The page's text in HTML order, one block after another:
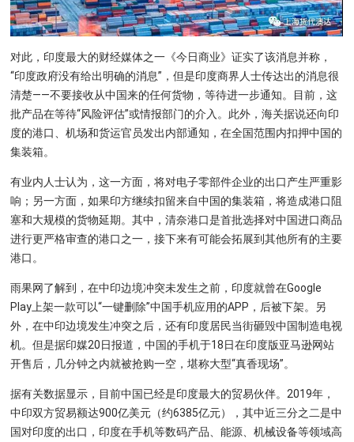
对此，印度最大的财经媒体之一《今日商业》证实了该消息并称，
“印度政府没有给出明确的消息”，但是印度商界人士传达出的消息很
清楚——不要接收从中国来的任何货物，等待进一步通知。目前，这
批产品在等待“风险评估”或情报部门的介入。此外，海关据说还向印
度的港口、机场和货运官员发出内部通知，在全国范围内扣押中国的
集装箱。
有业内人士认为，这一方面，将对电子零部件企业的出口产生严重影
响；另一方面，如果印方继续扣留来自中国的集装箱，将造成港口阻
塞和大规模的货物延期。其中，清奈港口是首批选择对中国进口商品
进行更严格审查的港口之一，接下来有可能会拓展到其他所有的主要
港口。
雨果网了解到，在中印边境冲突未发生之前，印度就曾在Google
Play上架一款可以“一键删除”中国手机应用的APP，后被下架。另
外，在中印边境发生冲突之后，还有印度居民当街砸毁中国制造电视
机。但是据印媒20日报道，中国的手机于18日在印度版亚马逊网站
开售后，几分钟之内就被抢购一空，堪称大型“真香现场”。
据有关数据显示，目前中国已经是印度最大的贸易伙伴。2019年，
中印双方贸易额达900亿美元（约6385亿元），其中近三分之二是中
国对印度的出口，印度在手机等数码产品、能源、机械设备等领域高